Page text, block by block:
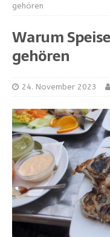
gehören
Warum
gehören
24. November 2023